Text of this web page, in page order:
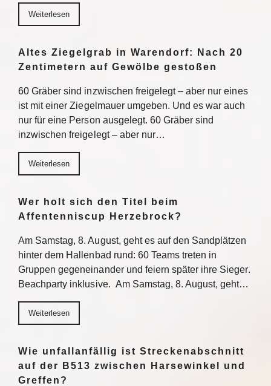
Weiterlesen
Altes Ziegelgrab in Warendorf: Nach 20
Zentimetern auf Gewölbe gestoßen
60 Gräber sind inzwischen freigelegt – aber nur eines
ist mit einer Ziegelmauer umgeben. Und es war auch
nur für eine Person ausgelegt. 60 Gräber sind
inzwischen freigelegt – aber nur…
Weiterlesen
Wer holt sich den Titel beim
Affentenniscup Herzebrock?
Am Samstag, 8. August, geht es auf den Sandplätzen
hinter dem Hallenbad rund: 60 Teams treten in
Gruppen gegeneinander und feiern später ihre Sieger.
Beachparty inklusive. Am Samstag, 8. August, geht…
Weiterlesen
Wie unfallanfällig ist Streckenabschnitt
auf der B513 zwischen Harsewinkel und
Greffen?